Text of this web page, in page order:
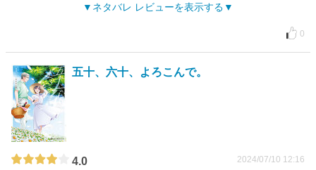
ネタバレ レビューを表示する
0
五十、六十、よろこんで。
4.0 2024/07/10 12:16